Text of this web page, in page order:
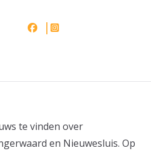
te vinden over
en Nieuwesluis. Op